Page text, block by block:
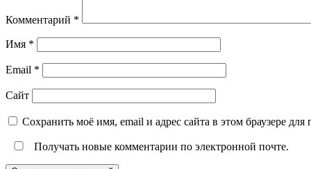
Комментарий *
Имя *
Email *
Сайт
Сохранить моё имя, email и адрес сайта в этом браузере
Получать новые комментарии по электронной почте.